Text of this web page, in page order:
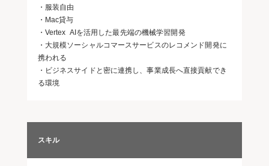
・服装自由
・Mac貸与
・Vertex AIを活用した最先端の機械学習開発
・大規模ソーシャルコマースサービスのレコメンド開発に
携われる
・ビジネスサイドと密に連携し、事業成長へ直接貢献でき
る環境
スキル